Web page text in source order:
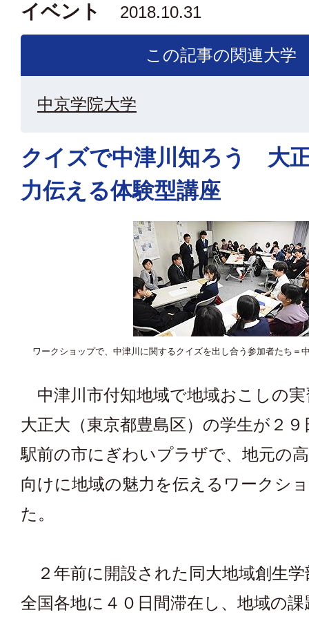
イベント 2018.10.31
この記事の関連大学
中京学院大学
クイズで中津川知ろう 大
力伝える体験型講座
ワークショップで、中津川に関するクイズを出し合う参加者たち＝
中津川市付知地域で地域おこしの
大正大（東京都豊島区）の学生が２
駅前の市にぎわいプラザで、地元の
向けに地域の魅力を伝えるワークシ
た。
２年前に開設された同大地域創生学
全国各地に４０日間滞在し、地域の